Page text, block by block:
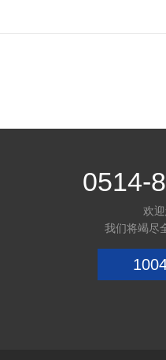
0514-
欢
我们将竭尽